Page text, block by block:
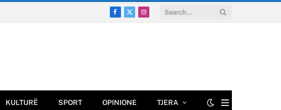
Facebook
X
Instagram
KULTURË SPORT OPINIONE TJERA